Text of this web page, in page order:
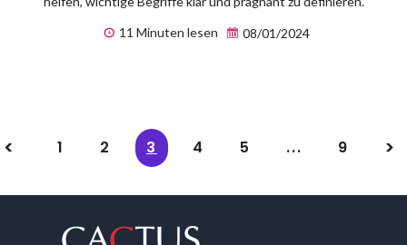
11 Minuten lesen
08/01/2024
1 2 3 4 5 ... 9